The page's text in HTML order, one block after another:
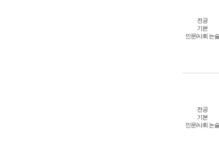
전공
기본
인문/사회 논술
전공
기본
인문/사회 논술